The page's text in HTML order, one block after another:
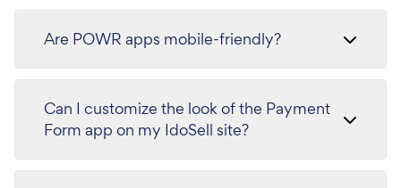
Are POWR apps mobile-friendly?
Can I customize the look of the Payment
Form app on my IdoSell site?